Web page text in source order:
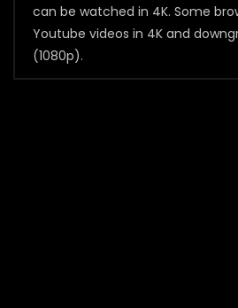
can be watched in 4K. Some
Youtube videos in 4K and
(1080p).